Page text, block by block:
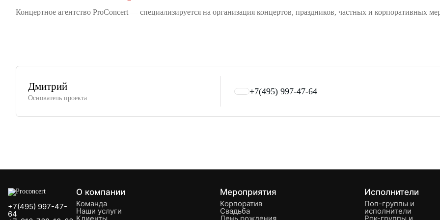
Концертное агентство ProConcert — cпециализируется на организация концертов, праздников, частных и корпоративных
Корпоратив Свадьбу
Дмитрий
Основатель проекта
+7(495) 997-47-64
+7(495) 997-47-
64
О компании
Команда
Наши услуги
Мероприятия
Корпоратив
Свадьба
Исполнители
Поп-группы и
исполнители